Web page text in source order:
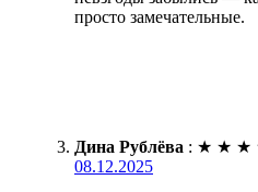
просто замечательные.
Дина Рублёва : ★ ★ ★
08.12.2025